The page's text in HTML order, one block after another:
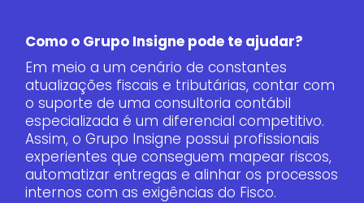
Como o Grupo Insigne pode te ajudar?
Em meio a um cenário de constantes
atualizações fiscais e tributárias, contar com
o suporte de uma consultoria contábil
especializada é um diferencial competitivo.
Assim, o Grupo Insigne possui profissionais
experientes que conseguem mapear riscos,
automatizar entregas e alinhar os processos
internos com as exigências do Fisco.